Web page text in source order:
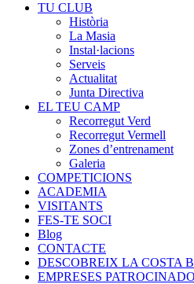
TU CLUB
Història
La Masia
Instal·lacions
Serveis
Actualitat
Junta Directiva
EL TEU CAMP
Recorregut Verd
Recorregut Vermell
Zones d’entrenament
Galeria
COMPETICIONS
ACADEMIA
VISITANTS
FES-TE SOCI
Blog
CONTACTE
DESCOBREIX LA COSTA
EMPRESES